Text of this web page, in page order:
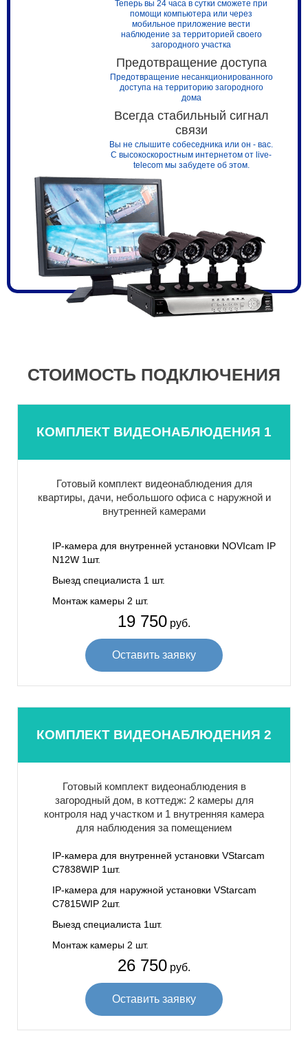
Теперь вы 24 часа в сутки сможете при
помощи компьютера или через
мобильное приложение вести
наблюдение за территорией своего
загородного участка
Предотвращение доступа
Предотвращение несанкционированного
доступа на территорию загородного
дома
Всегда стабильный сигнал
связи
Вы не слышите собеседника или он - вас.
С высокоскоростным интернетом от live-
telecom мы забудете об этом.
СТОИМОСТЬ ПОДКЛЮЧЕНИЯ
КОМПЛЕКТ ВИДЕОНАБЛЮДЕНИЯ 1
Готовый комплект видеонаблюдения для
квартиры, дачи, небольшого офиса с наружной и
внутренней камерами
IP-камера для внутренней установки NOVIcam IP
N12W 1шт.
Выезд специалиста 1 шт.
Монтаж камеры 2 шт.
19 750 руб.
Оставить заявку
КОМПЛЕКТ ВИДЕОНАБЛЮДЕНИЯ 2
Готовый комплект видеонаблюдения в
загородный дом, в коттедж: 2 камеры для
контроля над участком и 1 внутренняя камера
для наблюдения за помещением
IP-камера для внутренней установки VStarcam
C7838WIP 1шт.
IP-камера для наружной установки VStarcam
C7815WIP 2шт.
Выезд специалиста 1шт.
Монтаж камеры 2 шт.
26 750 руб.
Оставить заявку